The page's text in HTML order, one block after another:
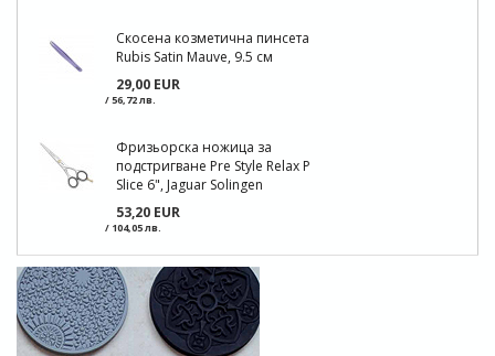
Скосена козметична пинсета
Rubis Satin Mauve, 9.5 см
29,00 EUR
/ 56,72 лв.
Фризьорска ножица за
подстригване Pre Style Relax P
Slice 6", Jaguar Solingen
53,20 EUR
/ 104,05 лв.